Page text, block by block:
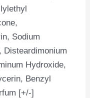
Sodium
Disteardimonium
Hydroxide,
Benzyl
[+/-]